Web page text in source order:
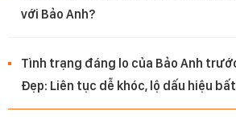
với Bảo Anh?
Tình trạng đáng lo của Bảo Anh
Đẹp: Liên tục dễ khóc, lộ dấu hiệu